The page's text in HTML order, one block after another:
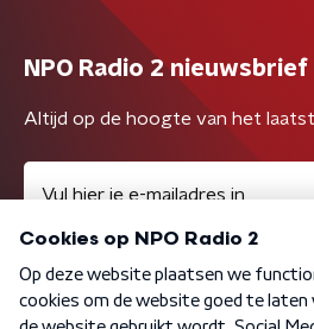
NPO Radio 2 nieuwsbrief
Altijd op de hoogte van het